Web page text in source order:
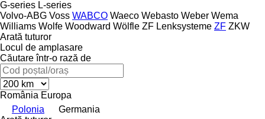
G-series L-series
Volvo-ABG Voss WABCO Waeco Webasto Weber Wema
Williams Wolfe Woodward Wölfle ZF Lenksysteme ZF ZKW
Arată tuturor
Locul de amplasare
Căutare într-o rază de
România Europa
Polonia
Germania